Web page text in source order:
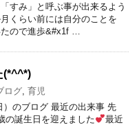
すみ」と呼ぶ事が出来るよう
くらい前には自分のことを
ので進歩&#x1f …
(*^^*)
ログ 育児
）のブログ 最近の出来事 先
の誕生日を迎えました
最近